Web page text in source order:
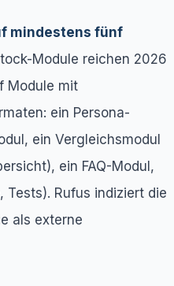
mindestens fünf
Module reichen 2026
Module mit
ein Persona-
ein Vergleichsmodul
ein FAQ-Modul,
Rufus indiziert die
als externe